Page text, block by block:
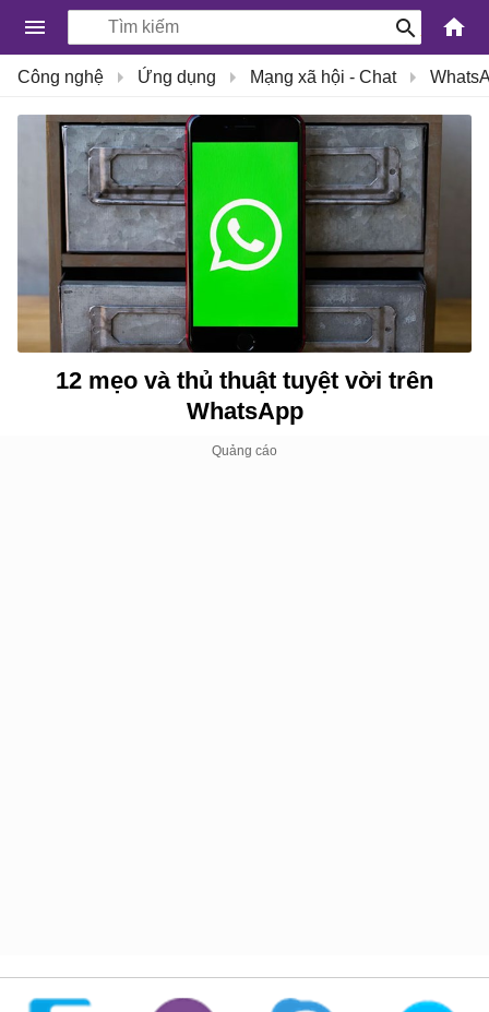
-
Thức
Cuộc
Công nghệ Ứng dụng Mạng xã hội - Chat
12 mẹo và thủ thuật tuyệt vời trên
WhatsApp